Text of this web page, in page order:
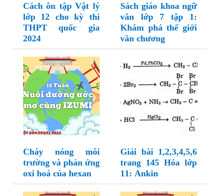
Cách ôn tập Vật lý
lớp 12 cho kỳ thi
THPT quốc gia
2024
Sách giáo khoa ngữ
văn lớp 7 tập 1:
Khám phá thế giới
văn chương
Cháy nóng môi
trường và phản ứng
oxi hoá của hexan
Giải bài 1,2,3,4,5,6
trang 145 Hóa lớp
11: Ankin